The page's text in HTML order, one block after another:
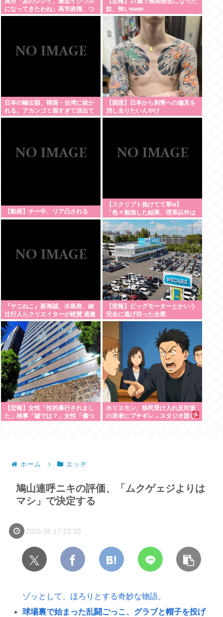
になってきたわね」高市政権、つ
いに麻生切り！嫌儲はどっちにつ
奴、怖いwww
日本の輸出額、韓国・台湾に抜か
れる。アカンゴミ国すぎて涙出て
きた…
【困惑】日本から刺青への偏見を
消し去りたいんやけ
ど・・・・・・・・・
【動画】チー牛、リア凸される
【スクリプト負けてて草w】
「色々勉強した結果、理系以外は
エラー品だと気付いた【ガチ】」
について、もっと具体的に話そう
か
『ヤニねこ』新海誠、水島努、綾
辻行人らクリエイターが絶賛 過激
描写はBPOでも議論に
【悲報】ビッグモーターとかいう
完全に逃げ切った企業
【悲報】女性「性的暴行されまし
た」検事「嘘では？」女性「傷つ
ホリエモン、移民受け入れ反対派
の若者にブチギレ→スタジオ誰も
ホーム エッヂ
鳩山連呼ニキの評価、「ムクゲェジよりは
マシ」で決定する
2025.06.17 23:30
ゾッとして、ほろりとする奇妙な物語。
球場裏で始まった乱闘ごっこ、グラブと帽子を投げ